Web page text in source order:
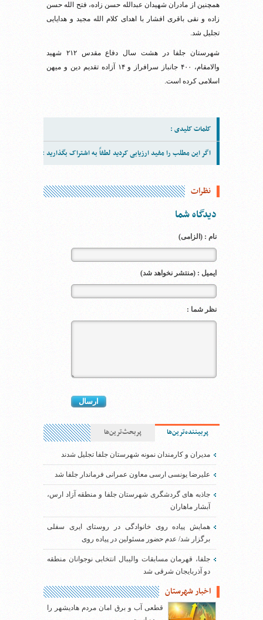
همچنین از مادران شهیدان عبدالله حسن زاده، فتح الله حسن
زاده و نقی باقری افشار با اهدای کلام الله مجید و هدایایی
تجلیل شد.
شهرستان جلفا در هشت سال دفاع مقدس ۲۱۲ شهید
والامقام، ۴۰۰ جانباز سرافراز و ۱۴ آزاده تقدیم دین و میهن
اسلامی کرده است.
کلمات کلیدی :
اگر این مطلب را مفید ارزیابی کردید لطفاً به اشتراک بگذارید :
نظرات
دیدگاه شما
نام : (الزامی)
ایمیل : (منتشر نخواهد شد)
نظر شما :
پربیننده‌ترین‌ها پربحث‌ترین‌ها
مدیران و کارمندان نمونه شهرستان جلفا تجلیل شدند
علیرضا یونسی ارسی معاون عمرانی فرماندار جلفا شد
جاذبه های گردشگری شهرستان جلفا و منطقه آزاد ارس،
آبشار ماهاران
همایش پیاده روی خانوادگی در روستای ایری سفلی
برگزار شد/ عدم حضور مسئولین در پیاده روی
جلفا، قهرمان مسابقات والیبال انتخابی نوجوانان منطقه
دو آذربایجان شرقی شد
اخبار شهرستان
قطعی آب و برق امان مردم هادیشهر را